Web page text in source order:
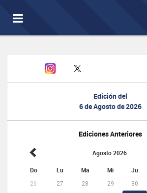
Toggle
navigation
Edición del
6 de Agosto de 2026
Ediciones Anteriores
Agosto 2026
Do Lu Ma Mi Ju
26 27 28 29 30